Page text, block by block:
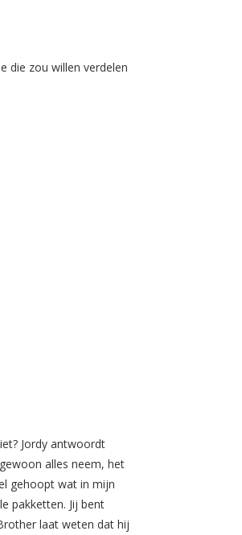
die zou willen verdelen
Jordy antwoordt
alles neem, het
gehoopt wat in mijn
pakketten. Jij bent
laat weten dat hij